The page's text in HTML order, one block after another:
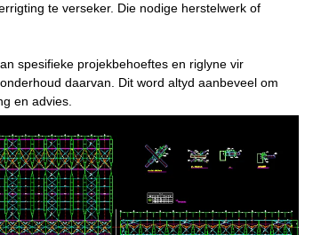
te verseker. Die nodige herstelwerk of
spesifieke projekbehoeftes en riglyne vir
daarvan. Dit word altyd aanbeveel om
en advies.